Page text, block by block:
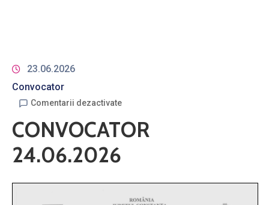
23.06.2026
Convocator
Comentarii dezactivate
CONVOCATOR
24.06.2026